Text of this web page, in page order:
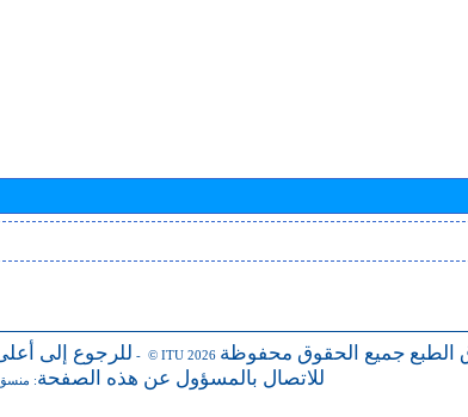
للرجوع إلى - © ITU 2026 الطبع جميع الحقوق محفوظة
للاتصال بالمسؤول عن هذه الصفحة: منسق